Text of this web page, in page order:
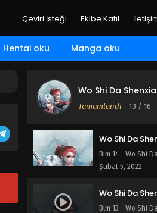
Çeviri İsteği Ekibe Katıl
Hentai oku Manga oku
Wo Shi Da
Tamamlandı - 13 / 16
Blm 16 - Wo Shi
Wo Shi Da
Wo Shi Da
Blm 14 - Wo Shi
Şubat 5, 2022
Wo Shi Da
Blm 13 - Wo Shi